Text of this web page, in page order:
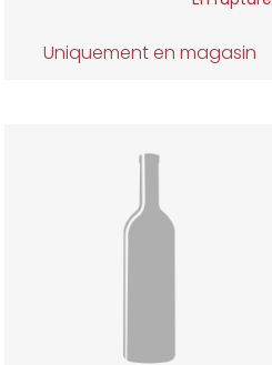
Uniquement en magasin